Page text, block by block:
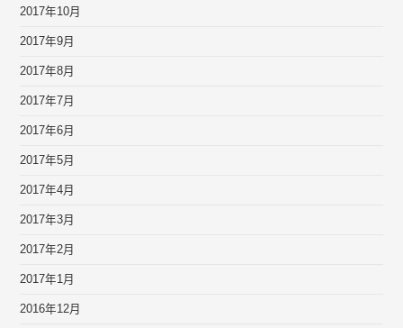
2017年10月
2017年9月
2017年8月
2017年7月
2017年6月
2017年5月
2017年4月
2017年3月
2017年2月
2017年1月
2016年12月